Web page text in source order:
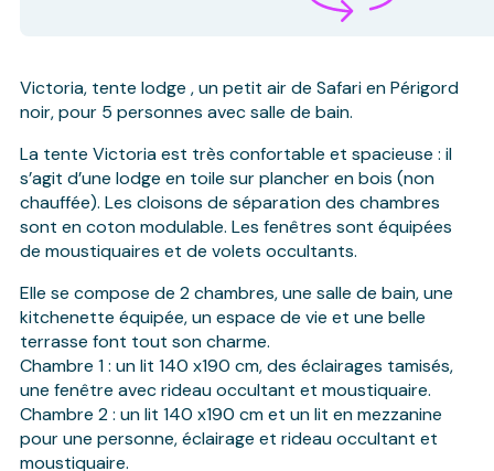
Victoria, tente lodge , un petit air de Safari en Périgord
noir, pour 5 personnes avec salle de bain.
La tente Victoria est très confortable et spacieuse : il
s’agit d’une lodge en toile sur plancher en bois (non
chauffée). Les cloisons de séparation des chambres
sont en coton modulable. Les fenêtres sont équipées
de moustiquaires et de volets occultants.
Elle se compose de 2 chambres, une salle de bain, une
kitchenette équipée, un espace de vie et une belle
terrasse font tout son charme.
Chambre 1 : un lit 140 x190 cm, des éclairages tamisés,
une fenêtre avec rideau occultant et moustiquaire.
Chambre 2 : un lit 140 x190 cm et un lit en mezzanine
pour une personne, éclairage et rideau occultant et
moustiquaire.